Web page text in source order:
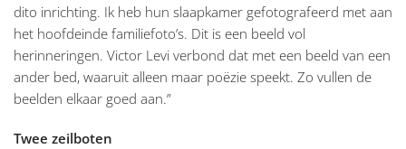
dito inrichting. Ik heb hun slaapkamer gefotografeerd met aan
het hoofdeinde familiefoto’s. Dit is een beeld vol
herinneringen. Victor Levi verbond dat met een beeld van een
ander bed, waaruit alleen maar poëzie speekt. Zo vullen de
beelden elkaar goed aan.”
Twee zeilboten